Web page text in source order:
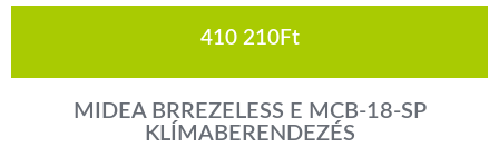
410 210Ft
MIDEA BRREZELESS E MCB-18-SP
KLÍMABERENDEZÉS